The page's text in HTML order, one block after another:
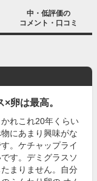
中・低評価の
コメント・口コミ
卵は最高。
れこれ20年くらい
にあまり興味がな
。ケチャップライ
す。デミグラスソ
まりません。自分